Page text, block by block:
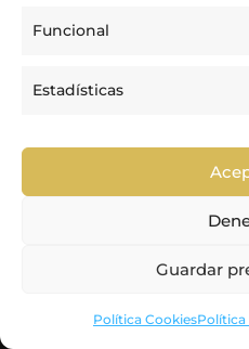
Funcional
Estadísticas
Guardar
Política CookiesPolítica
Promovemos y desarrollamos la